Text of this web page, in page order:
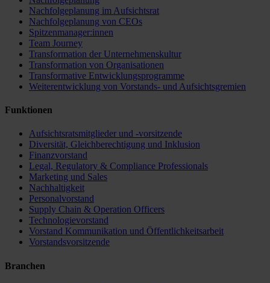
Nachfolgeplanung im Aufsichtsrat
Nachfolgeplanung von CEOs
Spitzenmanager:innen
Team Journey
Transformation der Unternehmenskultur
Transformation von Organisationen
Transformative Entwicklungsprogramme
Weiterentwicklung von Vorstands- und Aufsichtsgremien
Funktionen
Aufsichtsratsmitglieder und -vorsitzende
Diversität, Gleichberechtigung und Inklusion
Finanzvorstand
Legal, Regulatory & Compliance Professionals
Marketing und Sales
Nachhaltigkeit
Personalvorstand
Supply Chain & Operation Officers
Technologievorstand
Vorstand Kommunikation und Öffentlichkeitsarbeit
Vorstandsvorsitzende
Branchen